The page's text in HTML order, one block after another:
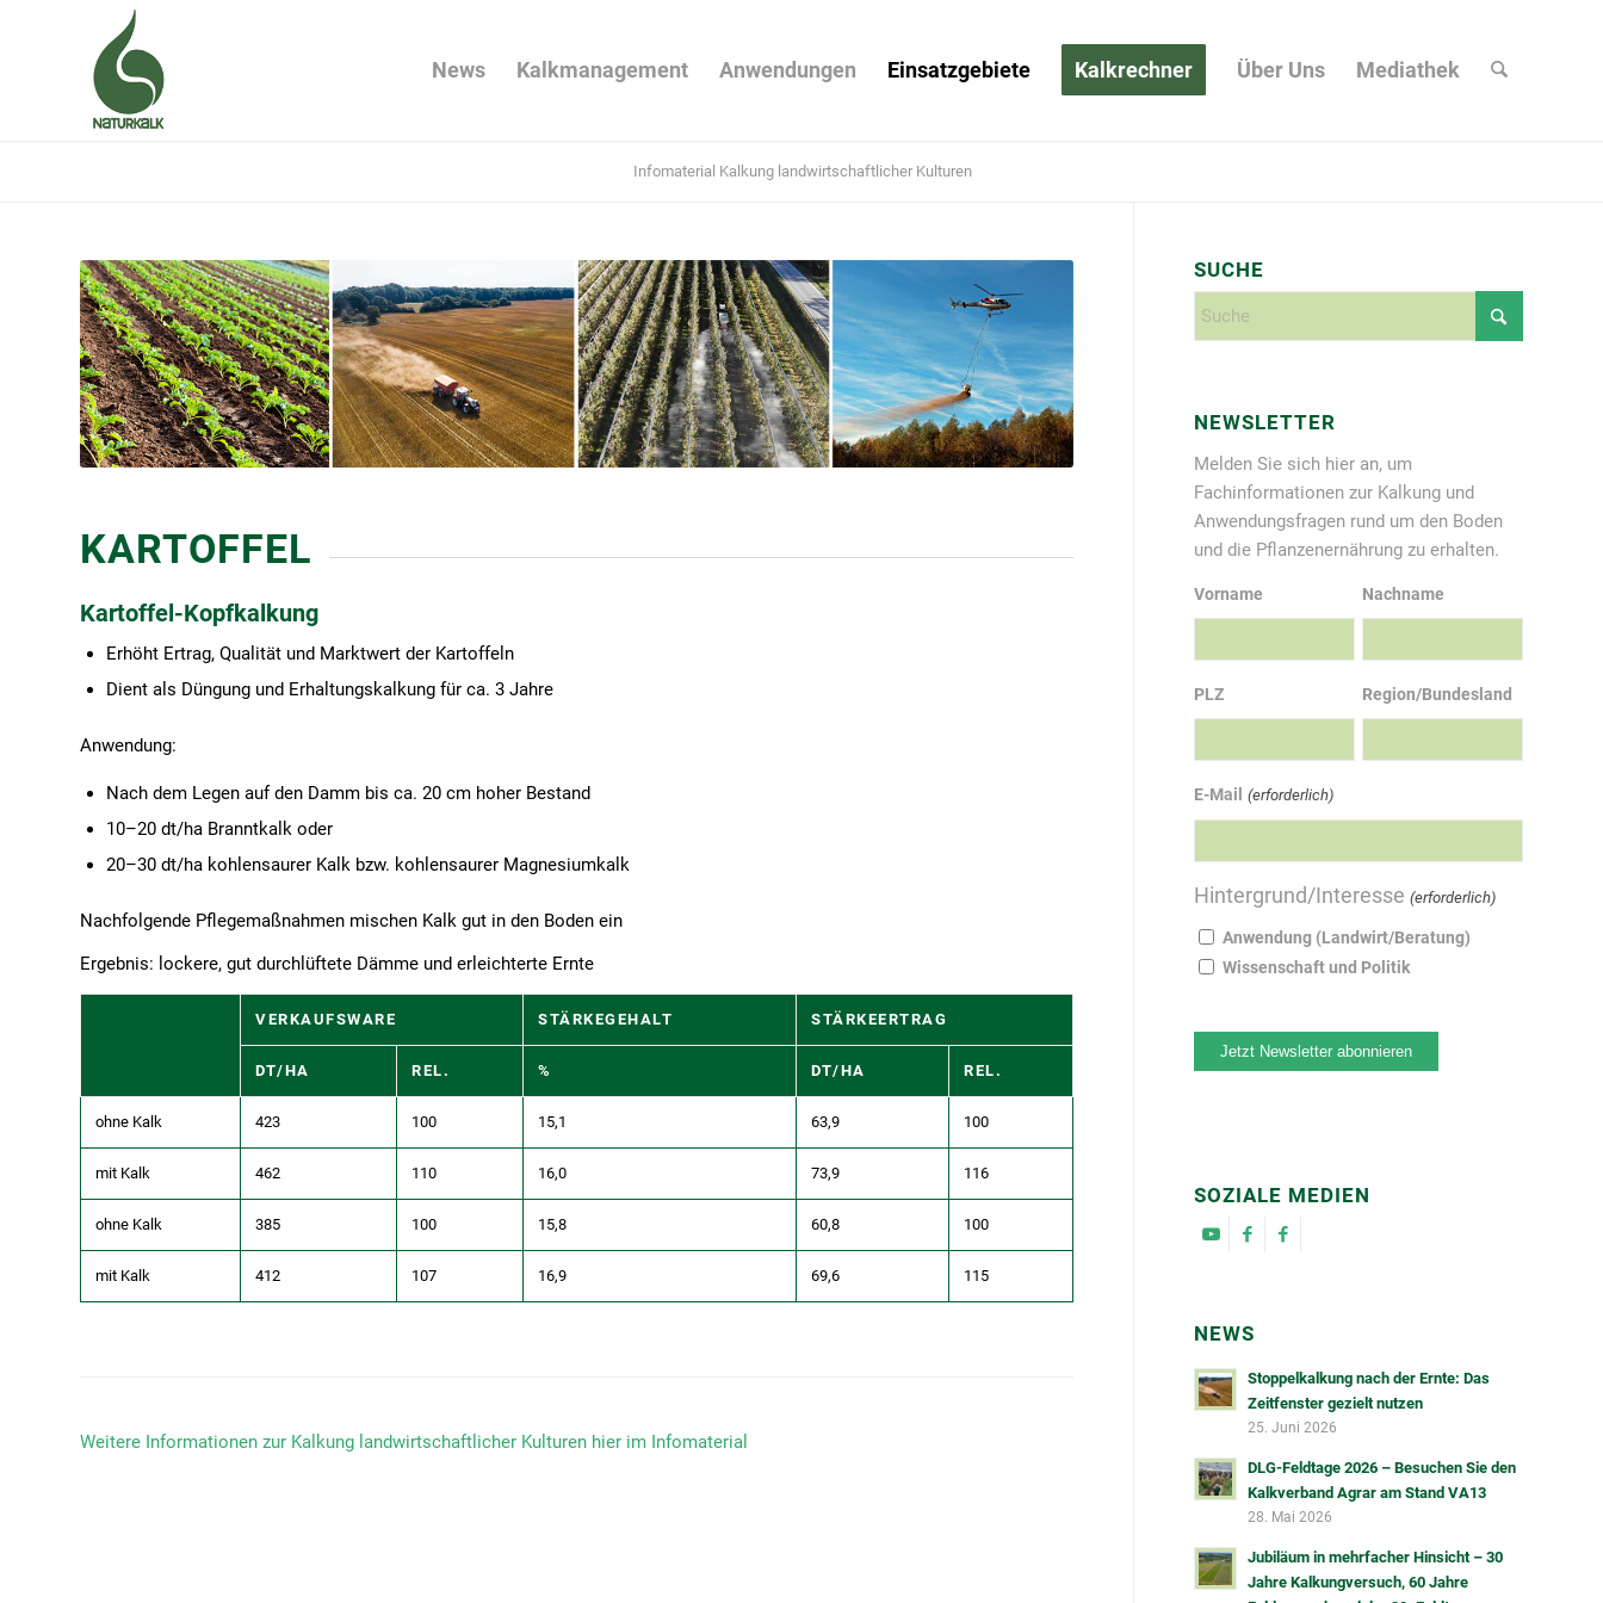
News Kalkmanagement Anwendungen Einsatzgebiete Kalkrechner Über Uns Mediathek
Infomaterial Kalkung landwirtschaftlicher Kulturen
KARTOFFEL
Kartoffel-Kopfkalkung
Erhöht Ertrag, Qualität und Marktwert der Kartoffeln
Dient als Düngung und Erhaltungskalkung für ca. 3 Jahre
Anwendung:
Nach dem Legen auf den Damm bis ca. 20 cm hoher Bestand
10–20 dt/ha Branntkalk oder
20–30 dt/ha kohlensaurer Kalk bzw. kohlensaurer Magnesiumkalk
Nachfolgende Pflegemaßnahmen mischen Kalk gut in den Boden ein
Ergebnis: lockere, gut durchlüftete Dämme und erleichterte Ernte
VERKAUFSWARE STÄRKEGEHALT STÄRKEERTRAG
DT/HA REL. % DT/HA REL.
ohne Kalk 423 100 15,1 63,9 100
mit Kalk 462 110 16,0 73,9 116
ohne Kalk 385 100 15,8 60,8 100
mit Kalk 412 107 16,9 69,6 115
Weitere Informationen zur Kalkung landwirtschaftlicher Kulturen hier im Infomaterial
SUCHE
NEWSLETTER
Melden Sie sich hier an, um
Fachinformationen zur Kalkung und
Anwendungsfragen rund um den Boden
und die Pflanzenernährung zu erhalten.
Vorname Nachname
PLZ Region/Bundesland
E-Mail (erforderlich)
Hintergrund/Interesse (erforderlich)
Anwendung (Landwirt/Beratung)
Wissenschaft und Politik
SOZIALE MEDIEN
NEWS
Stoppelkalkung nach der Ernte: Das
Zeitfenster gezielt nutzen
25. Juni 2026
DLG-Feldtage 2026 – Besuchen Sie den
Kalkverband Agrar am Stand VA13
28. Mai 2026
Jubiläum in mehrfacher Hinsicht – 30
Jahre Kalkungversuch, 60 Jahre